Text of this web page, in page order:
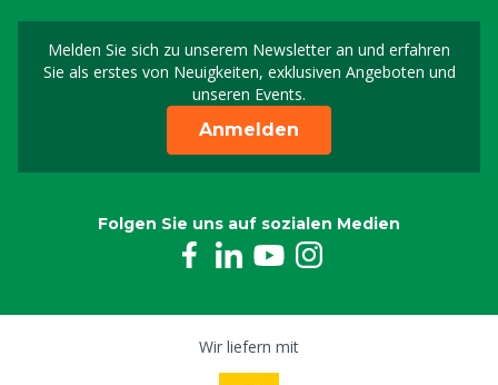
Melden Sie sich zu unserem Newsletter an und erfahren
Sie als erstes von Neuigkeiten, exklusiven Angeboten und
unseren Events.
Melden Sie sich für
Anmelden
Folgen Sie uns auf sozialen Medien
Wir liefern mit